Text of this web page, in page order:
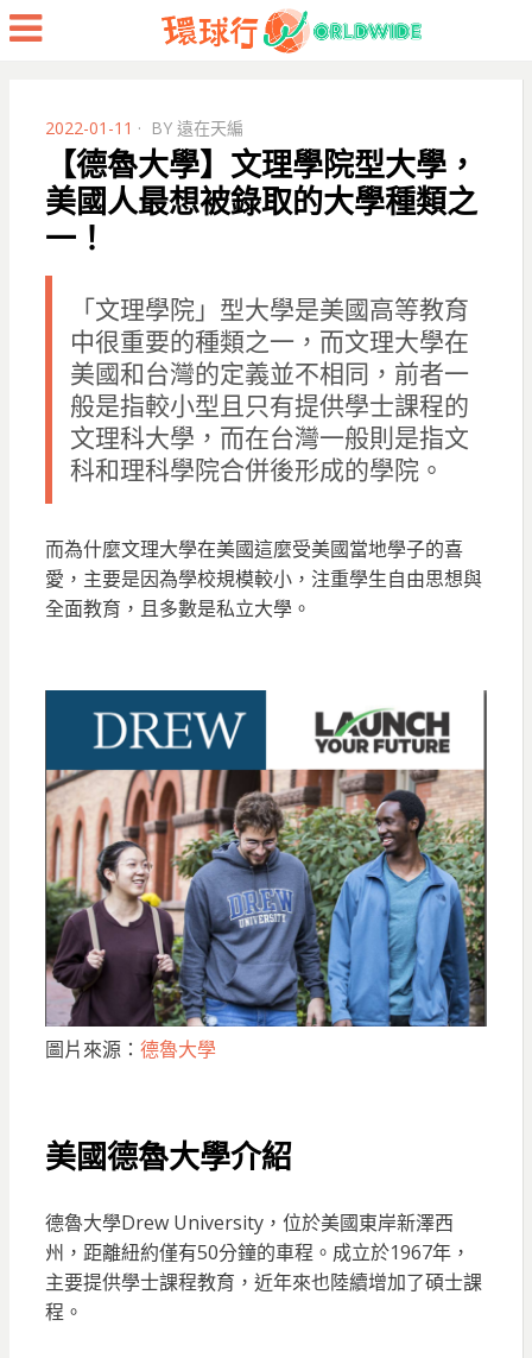
Menu
POSTED
ON
2022-01-11 BY 遠在天編
【德魯大學】文理學院型大學，
美國人最想被錄取的大學種類之
一！
「文理學院」型大學是美國高等教育
中很重要的種類之一，而文理大學在
美國和台灣的定義並不相同，前者一
般是指較小型且只有提供學士課程的
文理科大學，而在台灣一般則是指文
科和理科學院合併後形成的學院。
而為什麼文理大學在美國這麼受美國當地學子的喜
愛，主要是因為學校規模較小，注重學生自由思想與
全面教育，且多數是私立大學。
圖片來源： 德魯大學
美國德魯大學介紹
德魯大學Drew University，位於美國東岸新澤西
州，距離紐約僅有50分鐘的車程。成立於1967年，
主要提供學士課程教育，近年來也陸續增加了碩士課
程。